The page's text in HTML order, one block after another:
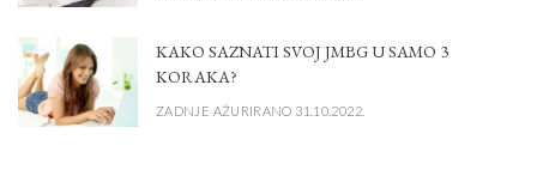
KAKO SAZNATI SVOJ JMBG U SAMO 3
KORAKA?
ZADNJE AŽURIRANO 31.10.2022.